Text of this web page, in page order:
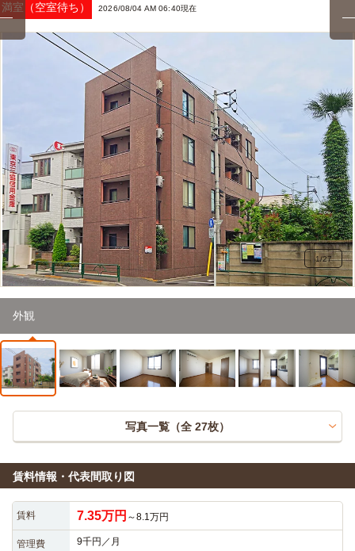
満室（空室待ち） 2026/08/04 AM 06:40現在
外観
1/27
写真一覧（全 27枚）
賃料情報・代表間取り図
賃料 7.35万円 ～8.1万円
管理費 9千円／月